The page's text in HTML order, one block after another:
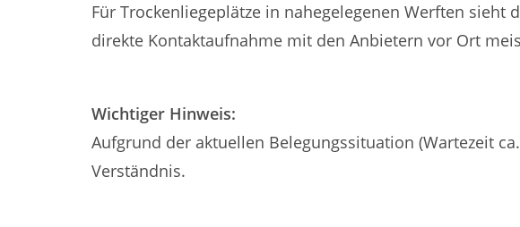
Für Trockenliegeplätze in nahegelegenen Werften
direkte Kontaktaufnahme mit den Anbietern vor Ort
Wichtiger Hinweis:
Aufgrund der aktuellen Belegungssituation (Wartezeit
Verständnis.